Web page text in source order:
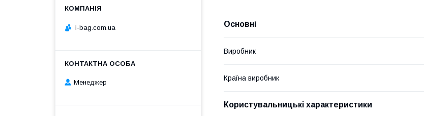
Основні
Виробник
Країна виробник
Користувальницькі характеристики
i-bag.com.ua
Менеджер